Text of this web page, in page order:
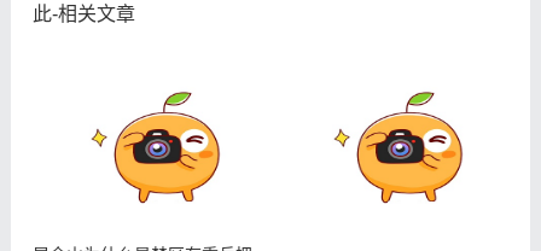
此-相关文章